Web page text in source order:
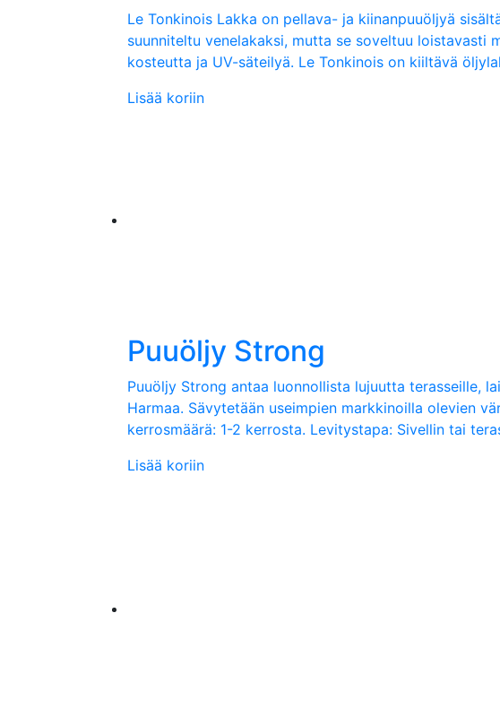
Le Tonkinois Lakka on pellava- ja kiinanpuuöljyä
suunniteltu venelakaksi, mutta se soveltuu loistavasti
kosteutta ja UV-säteilyä. Le Tonkinois on kiiltävä
Lisää koriin
Puuöljy Strong
Puuöljy Strong antaa luonnollista lujuutta terasseille,
Harmaa. Sävytetään useimpien markkinoilla olevien
kerrosmäärä: 1-2 kerrosta. Levitystapa: Sivellin tai
Lisää koriin